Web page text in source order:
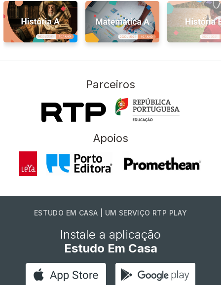
Parceiros
Apoios
ESTUDO EM CASA | UM SERVIÇO RTP PLAY
Instale a aplicação
Estudo Em Casa